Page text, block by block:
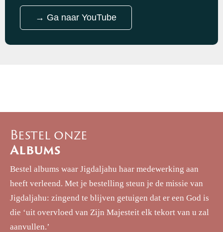
→ Ga naar YouTube
Bestel onze
Albums
Bestel albums waar Jigdaljahu haar medewerking aan
heeft verleend. Met je bestelling steun je de missie van
Jigdaljahu: zingend te blijven getuigen dat er een God is
die ‘uit overvloed van Zijn Majesteit elk tekort van u zal
aanvullen.’